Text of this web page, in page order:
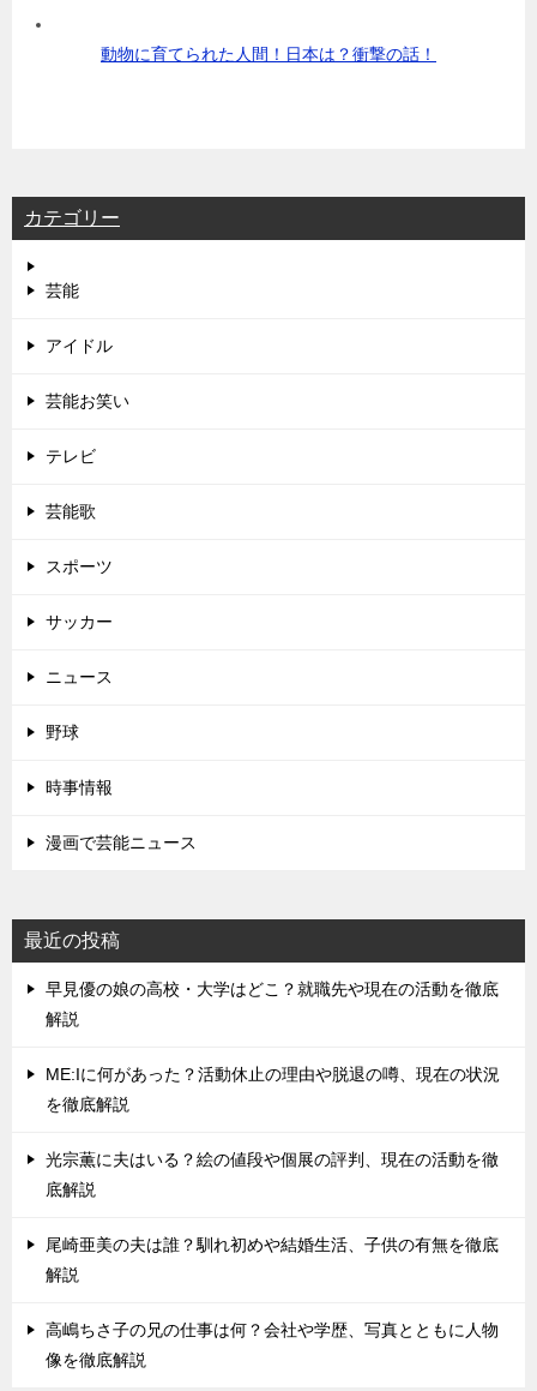
動物に育てられた人間！日本は？衝撃の話！
カテゴリー
芸能
アイドル
芸能お笑い
テレビ
芸能歌
スポーツ
サッカー
ニュース
野球
時事情報
漫画で芸能ニュース
最近の投稿
早見優の娘の高校・大学はどこ？就職先や現在の活動を徹底
解説
ME:Iに何があった？活動休止の理由や脱退の噂、現在の状況
を徹底解説
光宗薫に夫はいる？絵の値段や個展の評判、現在の活動を徹
底解説
尾崎亜美の夫は誰？馴れ初めや結婚生活、子供の有無を徹底
解説
高嶋ちさ子の兄の仕事は何？会社や学歴、写真とともに人物
像を徹底解説